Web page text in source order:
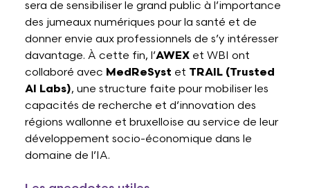
sera de sensibiliser le grand public à l’importance
des jumeaux numériques pour la santé et de
donner envie aux professionnels de s’y intéresser
davantage. À cette fin, l’AWEX et WBI ont
collaboré avec MedReSyst et TRAIL (Trusted
AI Labs), une structure faite pour mobiliser les
capacités de recherche et d’innovation des
régions wallonne et bruxelloise au service de leur
développement socio-économique dans le
domaine de l’IA.